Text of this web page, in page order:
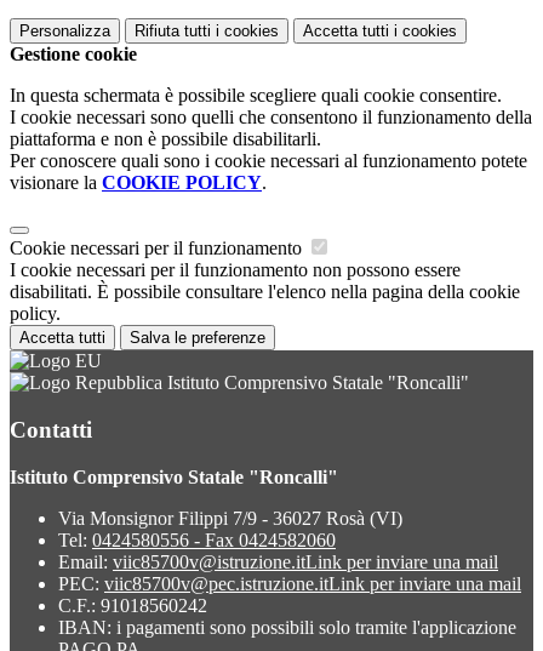
Personalizza Rifiuta tutti i cookies Accetta tutti i cookies
Gestione cookie
In questa schermata è possibile scegliere quali cookie consentire.
I cookie necessari sono quelli che consentono il funzionamento della
piattaforma e non è possibile disabilitarli.
Per conoscere quali sono i cookie necessari al funzionamento potete
visionare la COOKIE POLICY.
Cookie necessari per il funzionamento
I cookie necessari per il funzionamento non possono essere
disabilitati. È possibile consultare l'elenco nella pagina della cookie
policy.
Accetta tutti Salva le preferenze
Istituto Comprensivo Statale "Roncalli"
Contatti
Istituto Comprensivo Statale "Roncalli"
Via Monsignor Filippi 7/9 - 36027 Rosà (VI)
Tel: 0424580556 - Fax 0424582060
Email: viic85700v@istruzione.itLink per inviare una mail
PEC: viic85700v@pec.istruzione.itLink per inviare una mail
C.F.: 91018560242
IBAN: i pagamenti sono possibili solo tramite l'applicazione